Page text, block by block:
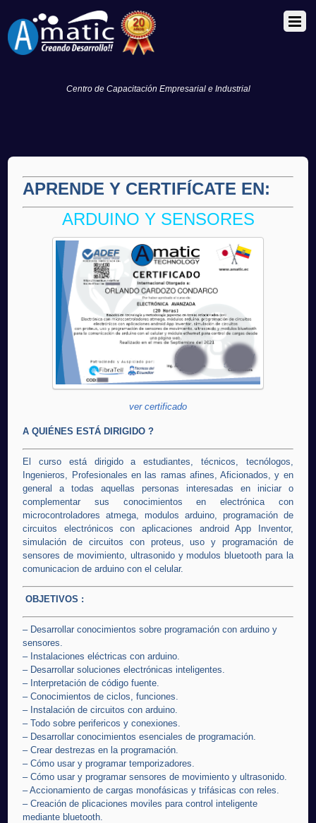
Centro de Capacitación Empresarial e Industrial
APRENDE Y CERTIFÍCATE EN:
ARDUINO Y SENSORES
ver certificado
A QUIÉNES ESTÁ DIRIGIDO ?
El curso está dirigido a estudiantes, técnicos, tecnólogos,
Ingenieros, Profesionales en las ramas afines, Aficionados, y en
general a todas aquellas personas interesadas en iniciar o
complementar sus conocimientos en electrónica con
microcontroladores atmega, modulos arduino, programación de
circuitos electrónicos con aplicaciones android App Inventor,
simulación de circuitos con proteus, uso y programación de
sensores de movimiento, ultrasonido y modulos bluetooth para la
comunicacion de arduino con el celular.
OBJETIVOS :
– Desarrollar conocimientos sobre programación con arduino y
sensores.
– Instalaciones eléctricas con arduino.
– Desarrollar soluciones electrónicas inteligentes.
– Interpretación de código fuente.
– Conocimientos de ciclos, funciones.
– Instalación de circuitos con arduino.
– Todo sobre perifericos y conexiones.
– Desarrollar conocimientos esenciales de programación.
– Crear destrezas en la programación.
– Cómo usar y programar temporizadores.
– Cómo usar y programar sensores de movimiento y ultrasonido.
– Accionamiento de cargas monofásicas y trifásicas con reles.
– Creación de plicaciones moviles para control inteligente
mediante bluetooth.